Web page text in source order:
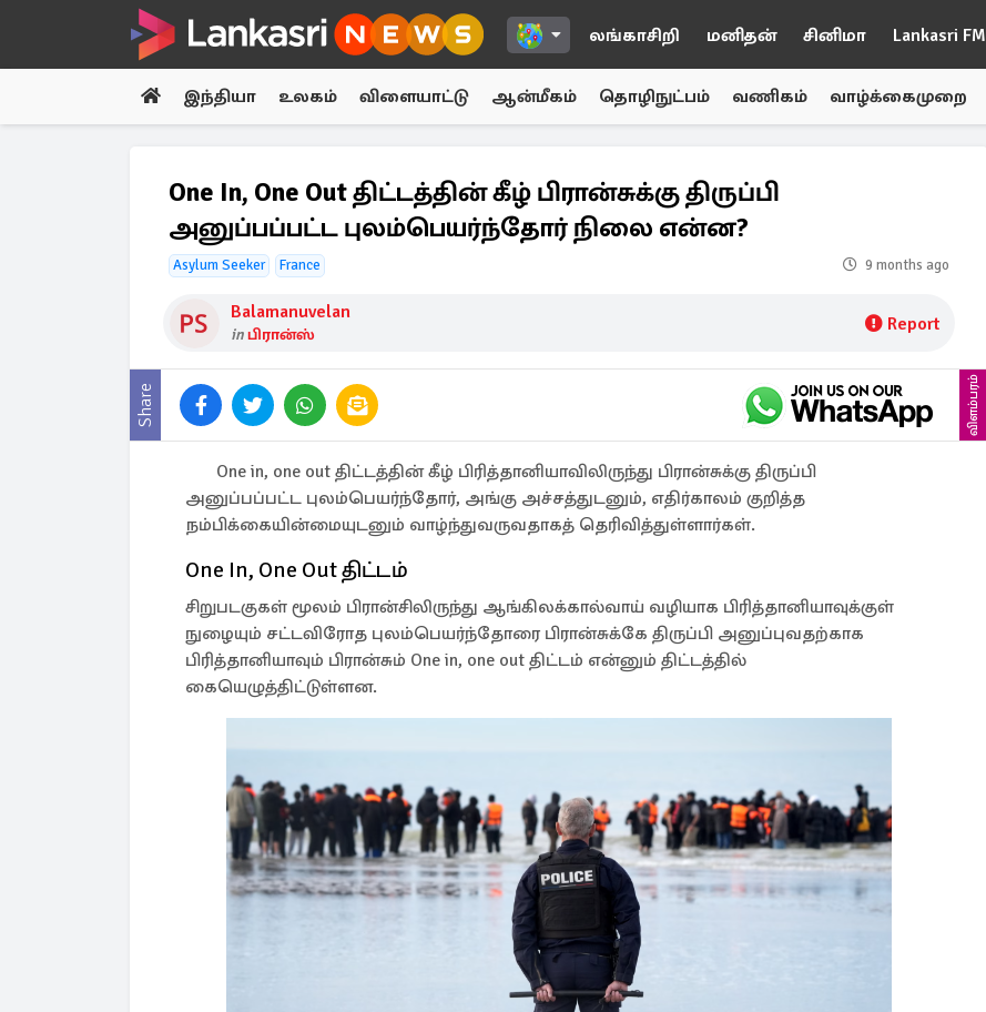
லங்காசிறி மனிதன் சினிமா Lankasri FM
இந்தியா உலகம் விளையாட்டு ஆன்மீகம் தொழிநுட்பம் வணிகம் வாழ்க்கைமுறை
One In, One Out திட்டத்தின் கீழ் பிரான்சுக்கு திருப்பி
அனுப்பப்பட்ட புலம்பெயர்ந்தோர் நிலை என்ன?
Asylum Seeker France 9 months ago
Balamanuvelan
inபிரான்ஸ் Report
Share விளம்பரம்
One in, one out திட்டத்தின் கீழ் பிரித்தானியாவிலிருந்து பிரான்சுக்கு திருப்பி
அனுப்பப்பட்ட புலம்பெயர்ந்தோர், அங்கு அச்சத்துடனும், எதிர்காலம் குறித்த
நம்பிக்கையின்மையுடனும் வாழ்ந்துவருவதாகத் தெரிவித்துள்ளார்கள்.
One In, One Out திட்டம்
சிறுபடகுகள் மூலம் பிரான்சிலிருந்து ஆங்கிலக்கால்வாய் வழியாக பிரித்தானியாவுக்குள்
நுழையும் சட்டவிரோத புலம்பெயர்ந்தோரை பிரான்சுக்கே திருப்பி அனுப்புவதற்காக
பிரித்தானியாவும் பிரான்சும் One in, one out திட்டம் என்னும் திட்டத்தில்
கையெழுத்திட்டுள்ளன.